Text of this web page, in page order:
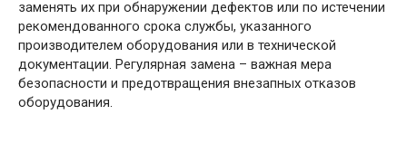
заменять их при обнаружении дефектов или по истечении
рекомендованного срока службы, указанного
производителем оборудования или в технической
документации. Регулярная замена – важная мера
безопасности и предотвращения внезапных отказов
оборудования.